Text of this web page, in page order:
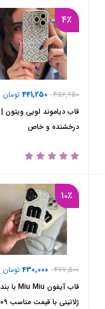
4٪
456,250
441,250تومان
قاب دیاموند لویی ویتون |
درخشنده و خاص
10٪
477,500
430,000تومان
قاب آیفون Miu Miu با بند